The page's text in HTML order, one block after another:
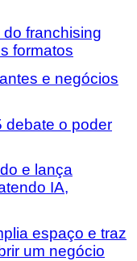
franchising
formatos
e negócios
debate o poder
e lança
IA,
espaço e traz
um negócio